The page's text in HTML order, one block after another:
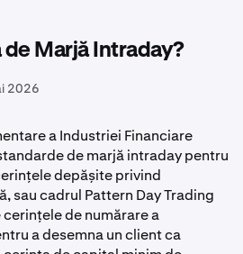
Marjă Intraday?
2026
a Industriei Financiare
de marjă intraday pentru
depășite privind
sau cadrul Pattern Day Trading
cerințele de numărare a
a desemna un client ca